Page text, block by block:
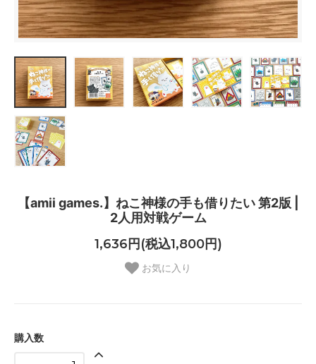
【amii games.】ねこ神様の手も借りたい 第2版 |
2人用対戦ゲーム
1,636円(税込1,800円)
お気に入り
購入数